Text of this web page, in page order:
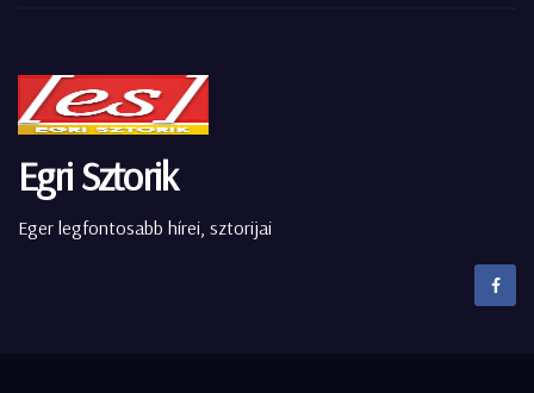
Egri Sztorik
Eger legfontosabb hírei, sztorijai